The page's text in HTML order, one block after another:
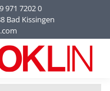
971 7202 0
Bad Kissingen